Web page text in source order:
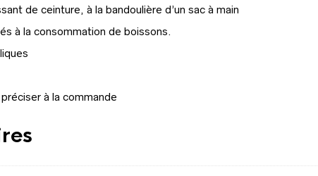
de ceinture, à la bandoulière d’un sac à main
à la consommation de boissons.
à la commande